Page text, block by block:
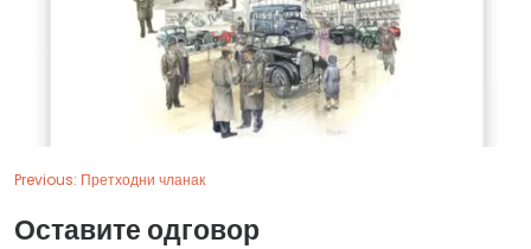
Previous: Претходни чланак
Оставите одговор